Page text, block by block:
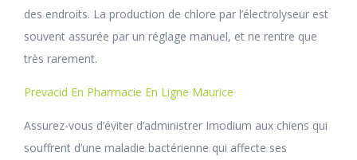
des endroits. La production de chlore par l’électrolyseur est
souvent assurée par un réglage manuel, et ne rentre que
très rarement.
Prevacid En Pharmacie En Ligne Maurice
Assurez-vous d’éviter d’administrer Imodium aux chiens qui
souffrent d’une maladie bactérienne qui affecte ses